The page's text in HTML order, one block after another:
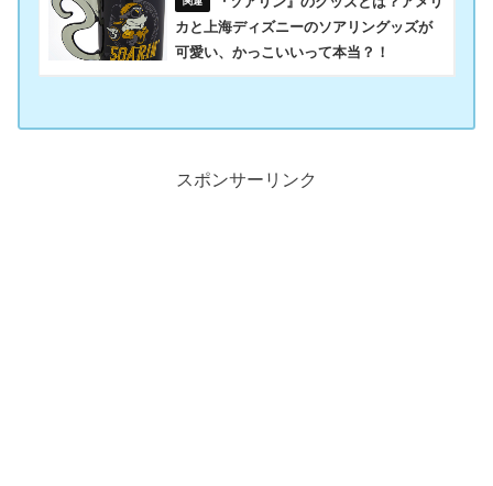
カと上海ディズニーのソアリングッズが
可愛い、かっこいいって本当？！
スポンサーリンク